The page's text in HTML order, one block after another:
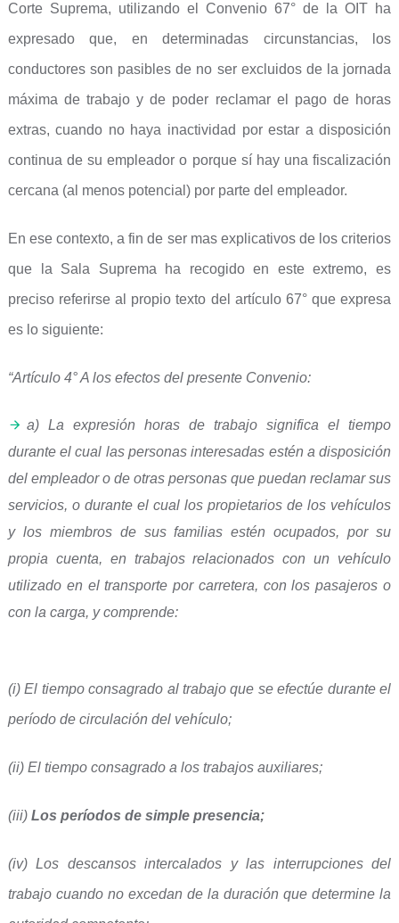
Corte Suprema, utilizando el Convenio 67° de la OIT ha
expresado que, en determinadas circunstancias, los
conductores son pasibles de no ser excluidos de la jornada
máxima de trabajo y de poder reclamar el pago de horas
extras, cuando no haya inactividad por estar a disposición
continua de su empleador o porque sí hay una fiscalización
cercana (al menos potencial) por parte del empleador.
En ese contexto, a fin de ser mas explicativos de los criterios
que la Sala Suprema ha recogido en este extremo, es
preciso referirse al propio texto del artículo 67° que expresa
es lo siguiente:
“Artículo 4° A los efectos del presente Convenio:
a) La expresión horas de trabajo significa el tiempo
durante el cual las personas interesadas estén a disposición
del empleador o de otras personas que puedan reclamar sus
servicios, o durante el cual los propietarios de los vehículos
y los miembros de sus familias estén ocupados, por su
propia cuenta, en trabajos relacionados con un vehículo
utilizado en el transporte por carretera, con los pasajeros o
con la carga, y comprende:
(i) El tiempo consagrado al trabajo que se efectúe durante el
período de circulación del vehículo;
(ii) El tiempo consagrado a los trabajos auxiliares;
(iii) Los períodos de simple presencia;
(iv) Los descansos intercalados y las interrupciones del
trabajo cuando no excedan de la duración que determine la